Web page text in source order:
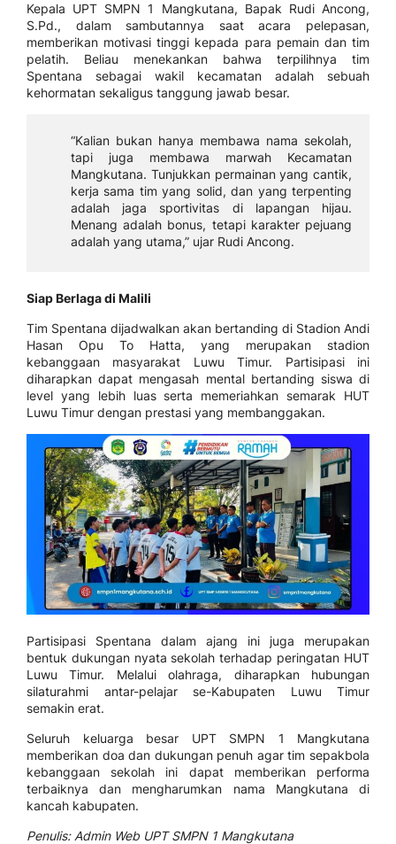
Kepala UPT SMPN 1 Mangkutana, Bapak Rudi Ancong,
S.Pd., dalam sambutannya saat acara pelepasan,
memberikan motivasi tinggi kepada para pemain dan tim
pelatih. Beliau menekankan bahwa terpilihnya tim
Spentana sebagai wakil kecamatan adalah sebuah
kehormatan sekaligus tanggung jawab besar.
“Kalian bukan hanya membawa nama sekolah,
tapi juga membawa marwah Kecamatan
Mangkutana. Tunjukkan permainan yang cantik,
kerja sama tim yang solid, dan yang terpenting
adalah jaga sportivitas di lapangan hijau.
Menang adalah bonus, tetapi karakter pejuang
adalah yang utama,” ujar Rudi Ancong.
Siap Berlaga di Malili
Tim Spentana dijadwalkan akan bertanding di Stadion Andi
Hasan Opu To Hatta, yang merupakan stadion
kebanggaan masyarakat Luwu Timur. Partisipasi ini
diharapkan dapat mengasah mental bertanding siswa di
level yang lebih luas serta memeriahkan semarak HUT
Luwu Timur dengan prestasi yang membanggakan.
Partisipasi Spentana dalam ajang ini juga merupakan
bentuk dukungan nyata sekolah terhadap peringatan HUT
Luwu Timur. Melalui olahraga, diharapkan hubungan
silaturahmi antar-pelajar se-Kabupaten Luwu Timur
semakin erat.
Seluruh keluarga besar UPT SMPN 1 Mangkutana
memberikan doa dan dukungan penuh agar tim sepakbola
kebanggaan sekolah ini dapat memberikan performa
terbaiknya dan mengharumkan nama Mangkutana di
kancah kabupaten.
Penulis: Admin Web UPT SMPN 1 Mangkutana